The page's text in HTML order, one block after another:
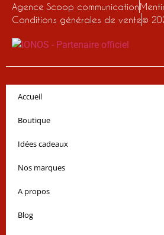
Agence Scoop communication
Conditions générales de vente©
Accueil
Boutique
Idées cadeaux
Nos marques
A propos
Blog